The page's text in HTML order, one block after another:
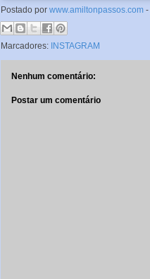
Postado por www.amiltonpassos.com -
Marcadores: INSTAGRAM
Nenhum comentário:
Postar um comentário